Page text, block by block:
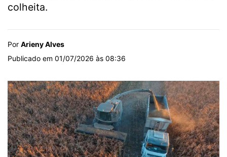
colheita.
Por Arieny Alves
Publicado em 01/07/2026 às 08:36